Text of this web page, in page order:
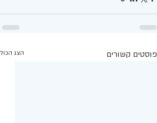
פוסטים קשורים הצג הכול